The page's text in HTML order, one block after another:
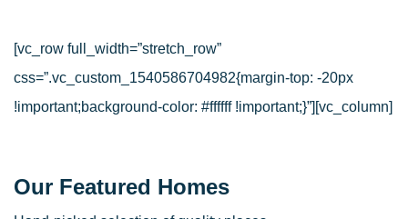
[vc_row full_width=”stretch_row”
css=”.vc_custom_1540586704982{margin-top: -20px
!important;background-color: #ffffff !important;}”][vc_column]
Our Featured Homes